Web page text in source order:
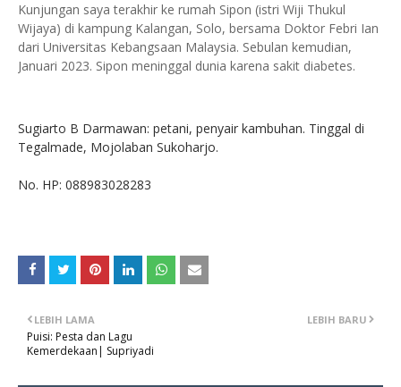
Kunjungan saya terakhir ke rumah Sipon (istri Wiji Thukul
Wijaya) di kampung Kalangan, Solo, bersama Doktor Febri Ian
dari Universitas Kebangsaan Malaysia. Sebulan kemudian,
Januari 2023. Sipon meninggal dunia karena sakit diabetes.
Sugiarto B Darmawan: petani, penyair kambuhan. Tinggal di
Tegalmade, Mojolaban Sukoharjo.
No. HP: 088983028283
LEBIH BARU
LEBIH LAMA
Puisi: Pesta dan Lagu
Kemerdekaan| Supriyadi